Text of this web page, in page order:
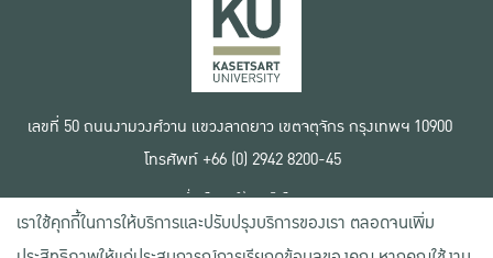
เลขที่ 50 ถนนงามวงศ์วาน แขวงลาดยาว เขตจตุจักร กรุงเทพฯ 10900
โทรศัพท์ +66 (0) 2942 8200-45
เงื่อนไขการใช้งานเว็บไซต์
ข้อตกลงด้านสิทธิ์ใช้งาน
นโยบายความเป็นส่วนตัว
เราใช้คุกกี้ในการให้บริการและปรับปรุงบริการของเรา ตลอดจนเพิ่ม